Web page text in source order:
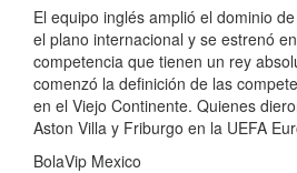
El equipo inglés amplió el dominio
el plano internacional y se estrenó
competencia que tienen un rey
comenzó la definición de las
en el Viejo Continente. Quienes
Aston Villa y Friburgo en la UEFA
BolaVip Mexico